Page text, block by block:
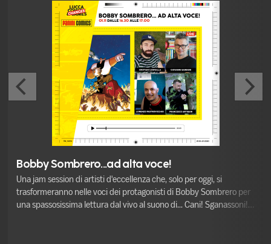
Bobby Sombrero...ad alta voce!
Una jam session di artisti d'eccellenza che, solo per oggi, si
trasformeranno nelle voci dei protagonisti di Bobby Sombrero per
una spassosissima lettura dal vivo al suono di... Cani! Sganassoni!